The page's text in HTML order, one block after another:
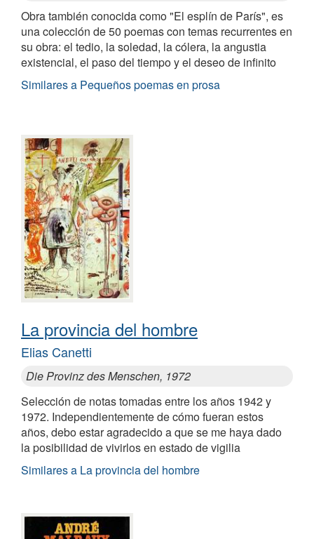
Obra también conocida como "El esplín de París", es
una colección de 50 poemas con temas recurrentes en
su obra: el tedio, la soledad, la cólera, la angustia
existencial, el paso del tiempo y el deseo de infinito
Similares a Pequeños poemas en prosa
La provincia del hombre
Elias Canetti
Die Provinz des Menschen, 1972
Selección de notas tomadas entre los años 1942 y
1972. Independientemente de cómo fueran estos
años, debo estar agradecido a que se me haya dado
la posibilidad de vivirlos en estado de vigilia
Similares a La provincia del hombre